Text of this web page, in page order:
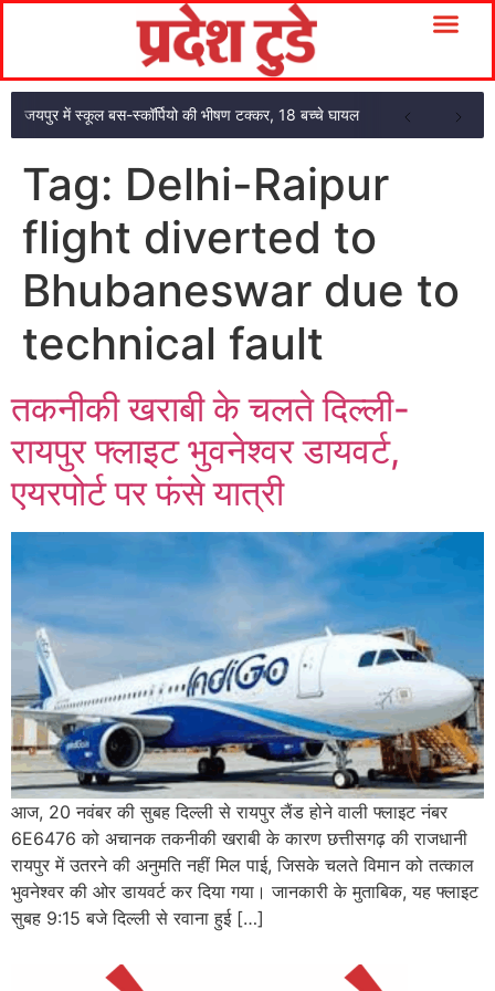
जयपुर में स्कूल बस-स्कॉर्पियो की भीषण टक्कर, 18 बच्चे घायल
Tag: Delhi-Raipur
flight diverted to
Bhubaneswar due to
technical fault
तकनीकी खराबी के चलते दिल्ली-
रायपुर फ्लाइट भुवनेश्वर डायवर्ट,
एयरपोर्ट पर फंसे यात्री
आज, 20 नवंबर की सुबह दिल्ली से रायपुर लैंड होने वाली फ्लाइट नंबर
6E6476 को अचानक तकनीकी खराबी के कारण छत्तीसगढ़ की राजधानी
रायपुर में उतरने की अनुमति नहीं मिल पाई, जिसके चलते विमान को तत्काल
भुवनेश्वर की ओर डायवर्ट कर दिया गया। जानकारी के मुताबिक, यह फ्लाइट
सुबह 9:15 बजे दिल्ली से रवाना हुई […]